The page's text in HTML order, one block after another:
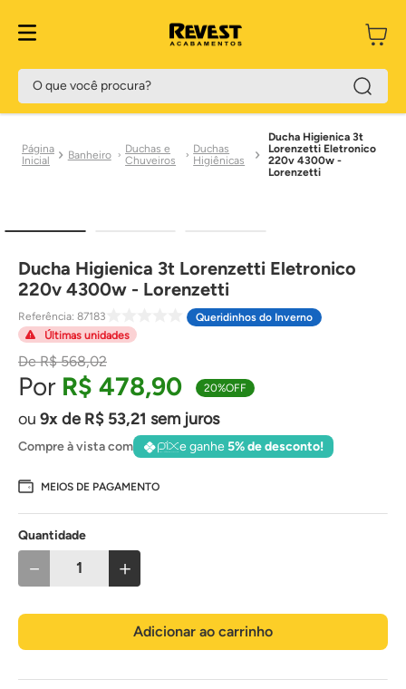
O que você procura?
Banheiro
Duchas e
Chuveiros
Duchas
Higiênicas
Ducha Higienica 3t
Lorenzetti Eletronico
220v 4300w -
Lorenzetti
Ducha Higienica 3t Lorenzetti Eletronico
220v 4300w - Lorenzetti
Referência: 87183
Queridinhos do Inverno
Últimas unidades
R$ 568,02
R$ 478,90 20%OFF
9 de R$ 53,21 sem juros
Compre à vista com e ganhe5% de desconto!
MEIOS DE PAGAMENTO
Quantidade
＋
－
Adicionar ao carrinho